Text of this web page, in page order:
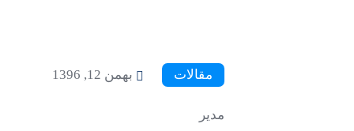
مقالات بهمن 12, 1396
مدیر